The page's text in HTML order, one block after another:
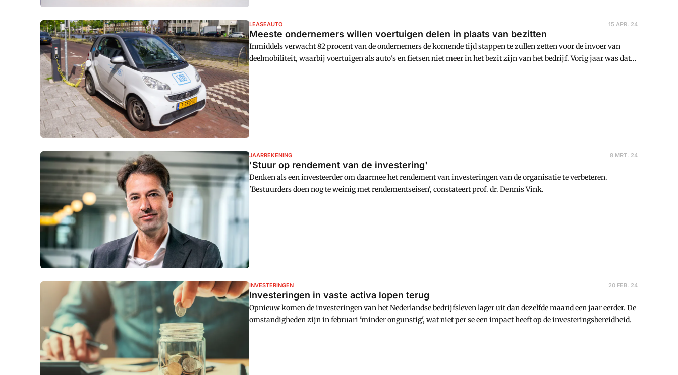
LEASEAUTO 15 APR. 24
Meeste ondernemers willen voertuigen delen in plaats van bezitten
Inmiddels verwacht 82 procent van de ondernemers de komende tijd stappen te zullen zetten voor de invoer van
deelmobiliteit, waarbij voertuigen als auto's en fietsen niet meer in het bezit zijn van het bedrijf. Vorig jaar was dat
JAARREKENING 8 MRT. 24
'Stuur op rendement van de investering'
Denken als een investeerder om daarmee het rendement van investeringen van de organisatie te verbeteren.
'Bestuurders doen nog te weinig met rendementseisen', constateert prof. dr. Dennis Vink.
INVESTERINGEN 20 FEB. 24
Investeringen in vaste activa lopen terug
Opnieuw komen de investeringen van het Nederlandse bedrijfsleven lager uit dan dezelfde maand een jaar eerder. De
omstandigheden zijn in februari 'minder ongunstig', wat niet per se een impact heeft op de investeringsbereidheid.